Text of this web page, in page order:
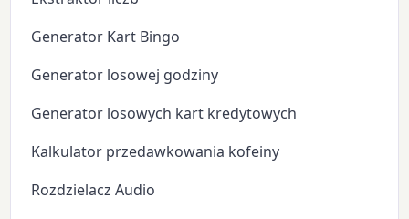
Generator Kart Bingo
Generator losowej godziny
Generator losowych kart kredytowych
Kalkulator przedawkowania kofeiny
Rozdzielacz Audio